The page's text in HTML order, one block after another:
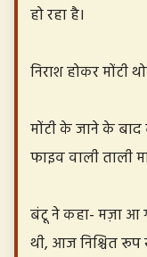
हो रहा है।
निराश होकर मोंटी
मोंटी के जाने के
फाइव वाली ताली
बंटू ने कहा- मज़ा आ
थी, आज निश्चित रूप